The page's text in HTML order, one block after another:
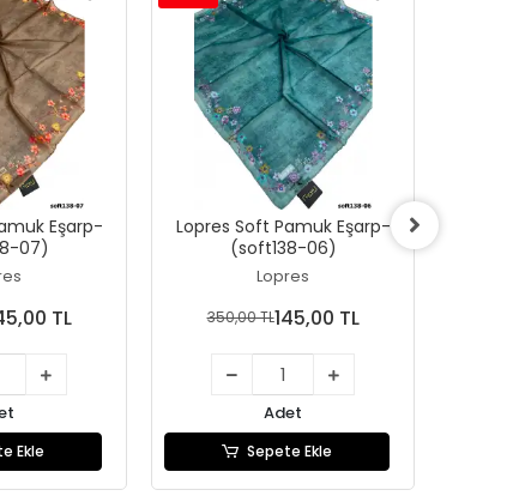
Eşarp-
07)
TL
Ekle
Lopres Soft Pamuk Eşarp-
(soft138-06)
Lopres
350,00 TL145,00 TL
Adet
Sepete Ekle